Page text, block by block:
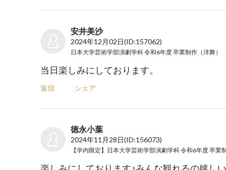
安井美沙
2024年12月02日(ID:157062)
日本大学芸術学部演劇学科 令和6年度 卒業制作（洋舞）
当日楽しみにしております。
返信 シェア
徳永小葉
2024年11月28日(ID:156073)